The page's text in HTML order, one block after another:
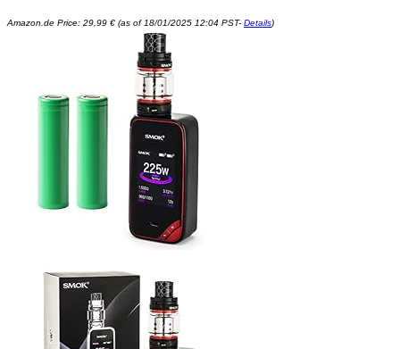
Amazon.de Price: 29,99 € (as of 18/01/2025 12:04 PST- Details)